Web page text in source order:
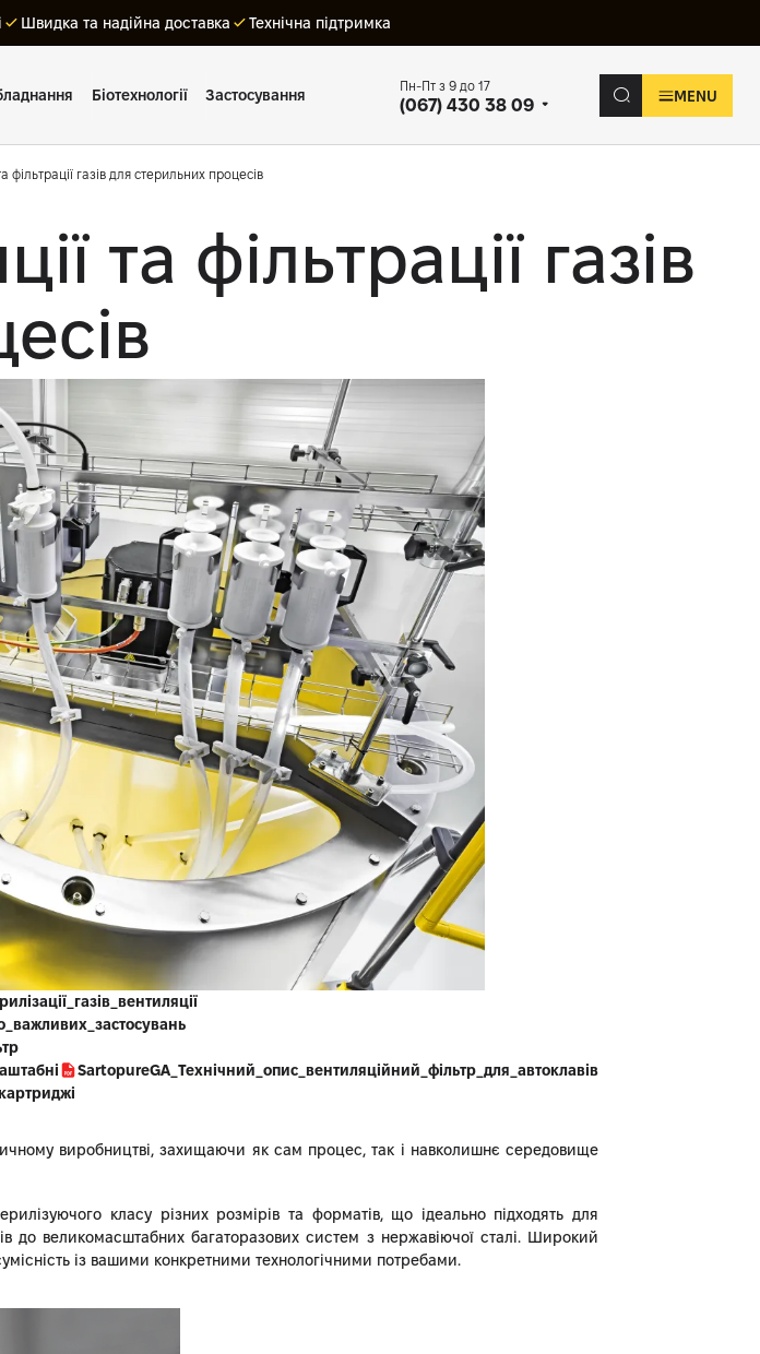
Швидка та надійна доставка Технічна підтримка
Біотехнології Застосування
Пн-Пт з 9 до 17
(067) 430 38 09 MENU
фільтрації газів для стерильних процесів
та фільтрації газів
SartopureGA_Технічний_опис_вентиляційний_фільтр_для_автоклавів
виробництві, захищаючи як сам процес, так і навколишнє середовище
класу різних розмірів та форматів, що ідеально підходять для
до великомасштабних багаторазових систем з нержавіючої сталі. Широкий
із вашими конкретними технологічними потребами.